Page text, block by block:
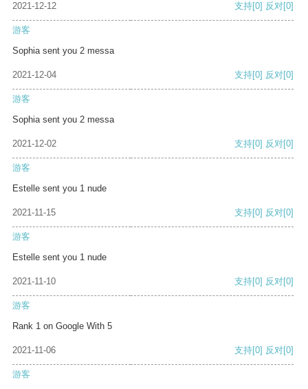
2021-12-12 支持[0] 反对[0]
游客
Sophia sent you 2 messa
2021-12-04 支持[0] 反对[0]
游客
Sophia sent you 2 messa
2021-12-02 支持[0] 反对[0]
游客
Estelle sent you 1 nude
2021-11-15 支持[0] 反对[0]
游客
Estelle sent you 1 nude
2021-11-10 支持[0] 反对[0]
游客
Rank 1 on Google With 5
2021-11-06 支持[0] 反对[0]
游客